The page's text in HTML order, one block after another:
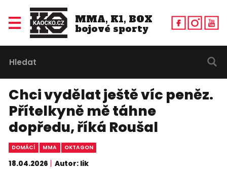
MMA, K1, BOX
bojové sporty
Chci vydělat ještě víc peněz.
Přítelkyně mě táhne
dopředu, říká Roušal
DOMÁCÍ MMA OKTAGON
18.04.2026 Autor: lik